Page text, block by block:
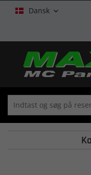
Dansk 